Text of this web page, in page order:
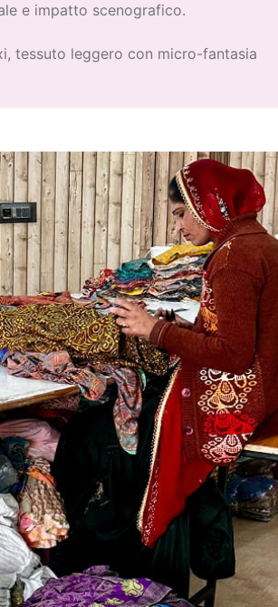
e impatto scenografico.
tessuto leggero con micro-fantasia